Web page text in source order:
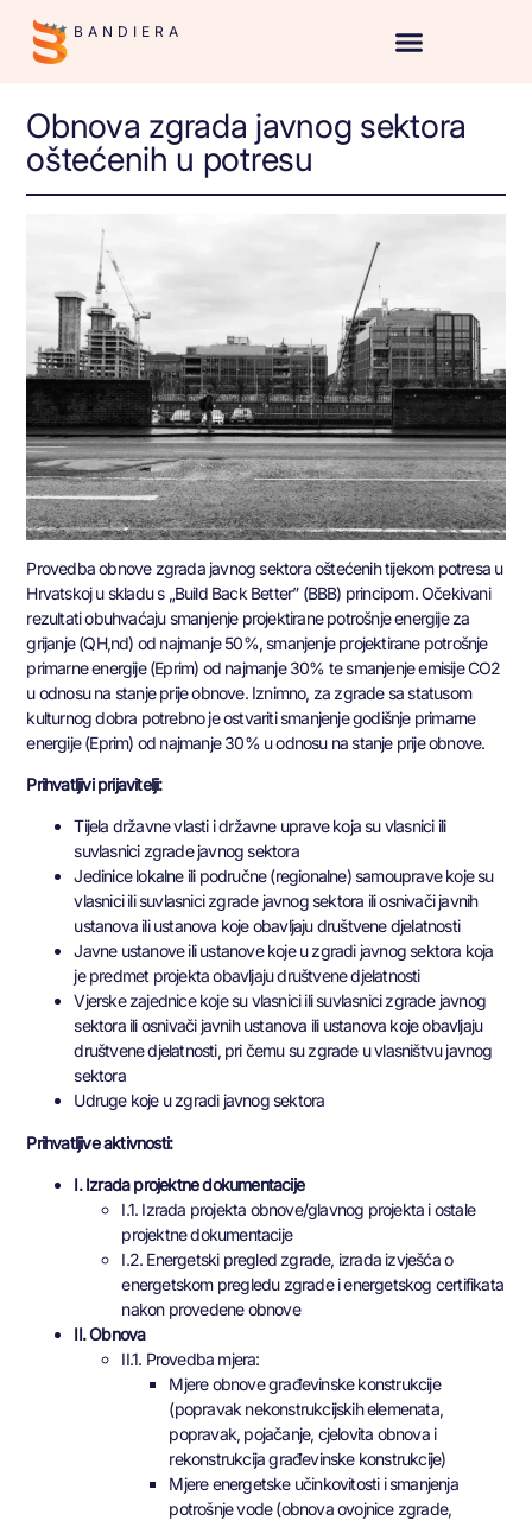
BANDIERA
Obnova zgrada javnog sektora
oštećenih u potresu
Provedba obnove zgrada javnog sektora oštećenih tijekom potresa u
Hrvatskoj u skladu s „Build Back Better” (BBB) principom. Očekivani
rezultati obuhvaćaju smanjenje projektirane potrošnje energije za
grijanje (QH,nd) od najmanje 50%, smanjenje projektirane potrošnje
primarne energije (Eprim) od najmanje 30% te smanjenje emisije CO2
u odnosu na stanje prije obnove. Iznimno, za zgrade sa statusom
kulturnog dobra potrebno je ostvariti smanjenje godišnje primarne
energije (Eprim) od najmanje 30% u odnosu na stanje prije obnove.
Prihvatljivi prijavitelji:
Tijela državne vlasti i državne uprave koja su vlasnici ili
suvlasnici zgrade javnog sektora
Jedinice lokalne ili područne (regionalne) samouprave koje su
vlasnici ili suvlasnici zgrade javnog sektora ili osnivači javnih
ustanova ili ustanova koje obavljaju društvene djelatnosti
Javne ustanove ili ustanove koje u zgradi javnog sektora koja
je predmet projekta obavljaju društvene djelatnosti
Vjerske zajednice koje su vlasnici ili suvlasnici zgrade javnog
sektora ili osnivači javnih ustanova ili ustanova koje obavljaju
društvene djelatnosti, pri čemu su zgrade u vlasništvu javnog
sektora
Udruge koje u zgradi javnog sektora
Prihvatljive aktivnosti:
I. Izrada projektne dokumentacije
I.1. Izrada projekta obnove/glavnog projekta i ostale
projektne dokumentacije
I.2. Energetski pregled zgrade, izrada izvješća o
energetskom pregledu zgrade i energetskog certifikata
nakon provedene obnove
II. Obnova
II.1. Provedba mjera:
Mjere obnove građevinske konstrukcije
(popravak nekonstrukcijskih elemenata,
popravak, pojačanje, cjelovita obnova i
rekonstrukcija građevinske konstrukcije)
Mjere energetske učinkovitosti i smanjenja
potrošnje vode (obnova ovojnice zgrade,